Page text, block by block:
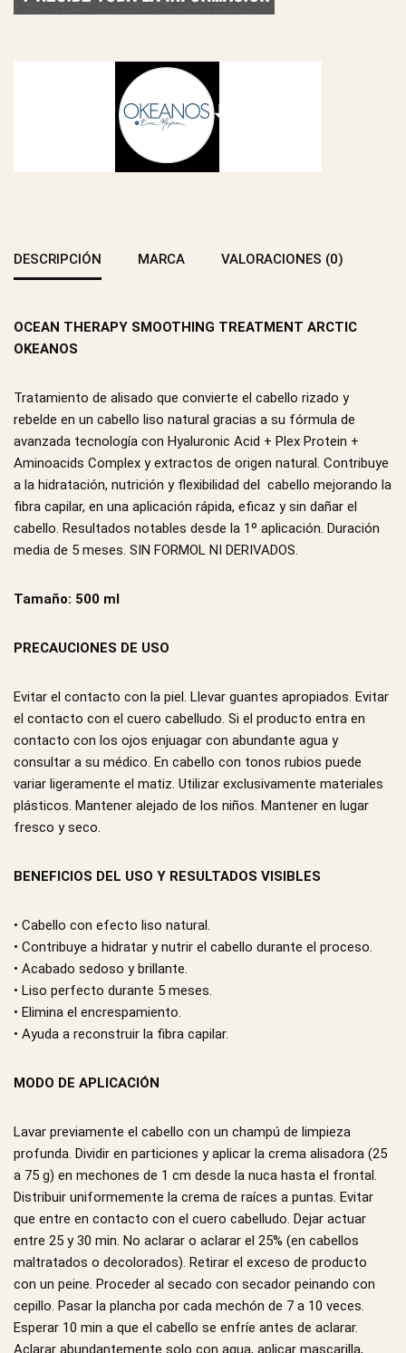
DESCRIPCIÓN MARCA VALORACIONES (0)
OCEAN THERAPY SMOOTHING TREATMENT ARCTIC
OKEANOS
Tratamiento de alisado que convierte el cabello rizado y
rebelde en un cabello liso natural gracias a su fórmula de
avanzada tecnología con Hyaluronic Acid + Plex Protein +
Aminoacids Complex y extractos de origen natural. Contribuye
a la hidratación, nutrición y flexibilidad del cabello mejorando la
fibra capilar, en una aplicación rápida, eficaz y sin dañar el
cabello. Resultados notables desde la 1º aplicación. Duración
media de 5 meses. SIN FORMOL NI DERIVADOS.
Tamaño: 500 ml
PRECAUCIONES DE USO
Evitar el contacto con la piel. Llevar guantes apropiados. Evitar
el contacto con el cuero cabelludo. Si el producto entra en
contacto con los ojos enjuagar con abundante agua y
consultar a su médico. En cabello con tonos rubios puede
variar ligeramente el matiz. Utilizar exclusivamente materiales
plásticos. Mantener alejado de los niños. Mantener en lugar
fresco y seco.
BENEFICIOS DEL USO Y RESULTADOS VISIBLES
• Cabello con efecto liso natural.
• Contribuye a hidratar y nutrir el cabello durante el proceso.
• Acabado sedoso y brillante.
• Liso perfecto durante 5 meses.
• Elimina el encrespamiento.
• Ayuda a reconstruir la fibra capilar.
MODO DE APLICACIÓN
Lavar previamente el cabello con un champú de limpieza
profunda. Dividir en particiones y aplicar la crema alisadora (25
a 75 g) en mechones de 1 cm desde la nuca hasta el frontal.
Distribuir uniformemente la crema de raíces a puntas. Evitar
que entre en contacto con el cuero cabelludo. Dejar actuar
entre 25 y 30 min. No aclarar o aclarar el 25% (en cabellos
maltratados o decolorados). Retirar el exceso de producto
con un peine. Proceder al secado con secador peinando con
cepillo. Pasar la plancha por cada mechón de 7 a 10 veces.
Esperar 10 min a que el cabello se enfríe antes de aclarar.
Aclarar abundantemente solo con agua, aplicar mascarilla,